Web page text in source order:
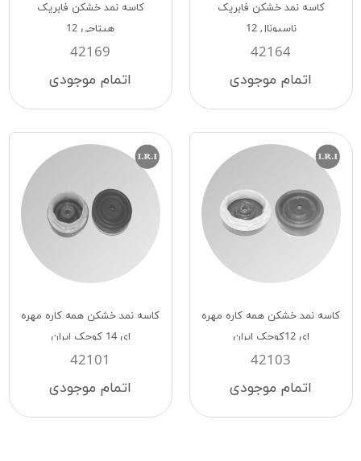
کاسه نمد خشکن فابریک
ناسیونال 12
42164
اتمام موجودی
کاسه نمد خشکن فابریک
هیتاچی 12
42169
اتمام موجودی
کاسه نمد خشکن همه کاره مهره
ای 12کوچک ایران
42103
اتمام موجودی
کاسه نمد خشکن همه کاره مهره
ای 14 کوچک ایران
42101
اتمام موجودی